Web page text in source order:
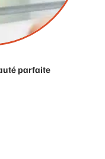
parfaite